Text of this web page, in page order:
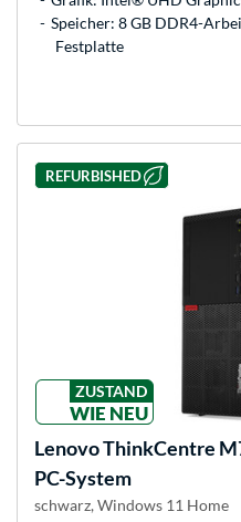
Speicher: 8 GB DDR4-
Festplatte
REFURBISHED
ZUSTAND
WIE NEU
LenovoThinkCentre
PC-System
schwarz, Windows 11 Home